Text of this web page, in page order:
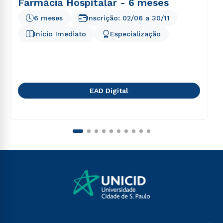
Farmácia Hospitalar - 6 meses
Início Imediato
6 meses
Especialização
Inscrição: 02/06 a 30/11
EAD Digital